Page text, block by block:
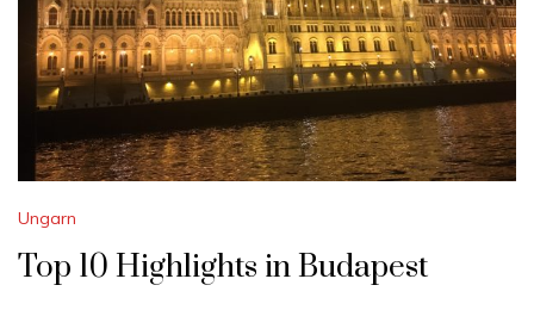
Ungarn
Top 10 Highlights in Budapest